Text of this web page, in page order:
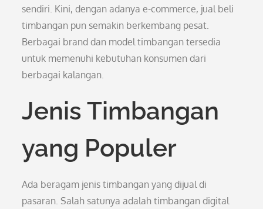
sendiri. Kini, dengan adanya e-commerce, jual beli
timbangan pun semakin berkembang pesat.
Berbagai brand dan model timbangan tersedia
untuk memenuhi kebutuhan konsumen dari
berbagai kalangan.
Jenis Timbangan
yang Populer
Ada beragam jenis timbangan yang dijual di
pasaran. Salah satunya adalah timbangan digital